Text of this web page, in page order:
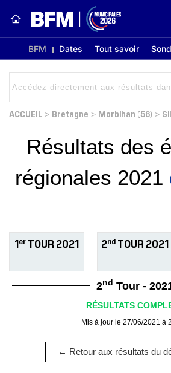
BFM Dates Tout savoir
ACCUEIL > Bretagne > Morbihan (56) >
Résultats des
régionales 2021
1er TOUR 2021 2ndTOUR 2021
2nd Tour -
RÉSULTATS
Mis à jour le 27/06/2021 à
← Retour aux résultats du